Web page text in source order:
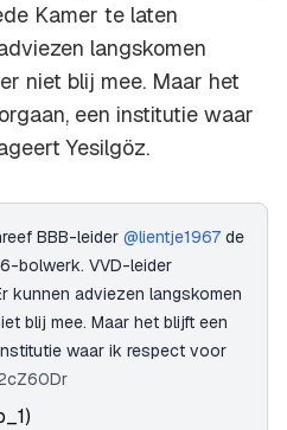
Kamer te laten
langskomen
niet blij mee. Maar het
een institutie waar
Yesilgöz.
BBB-leider @lientje1967 de
bolwerk. VVD-leider
kunnen adviezen langskomen
blij mee. Maar het blijft een
waar ik respect voor